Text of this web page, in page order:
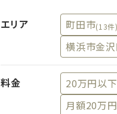
エリア 町田市(13件)
横浜市金
料金 20万円以下
月額20万円